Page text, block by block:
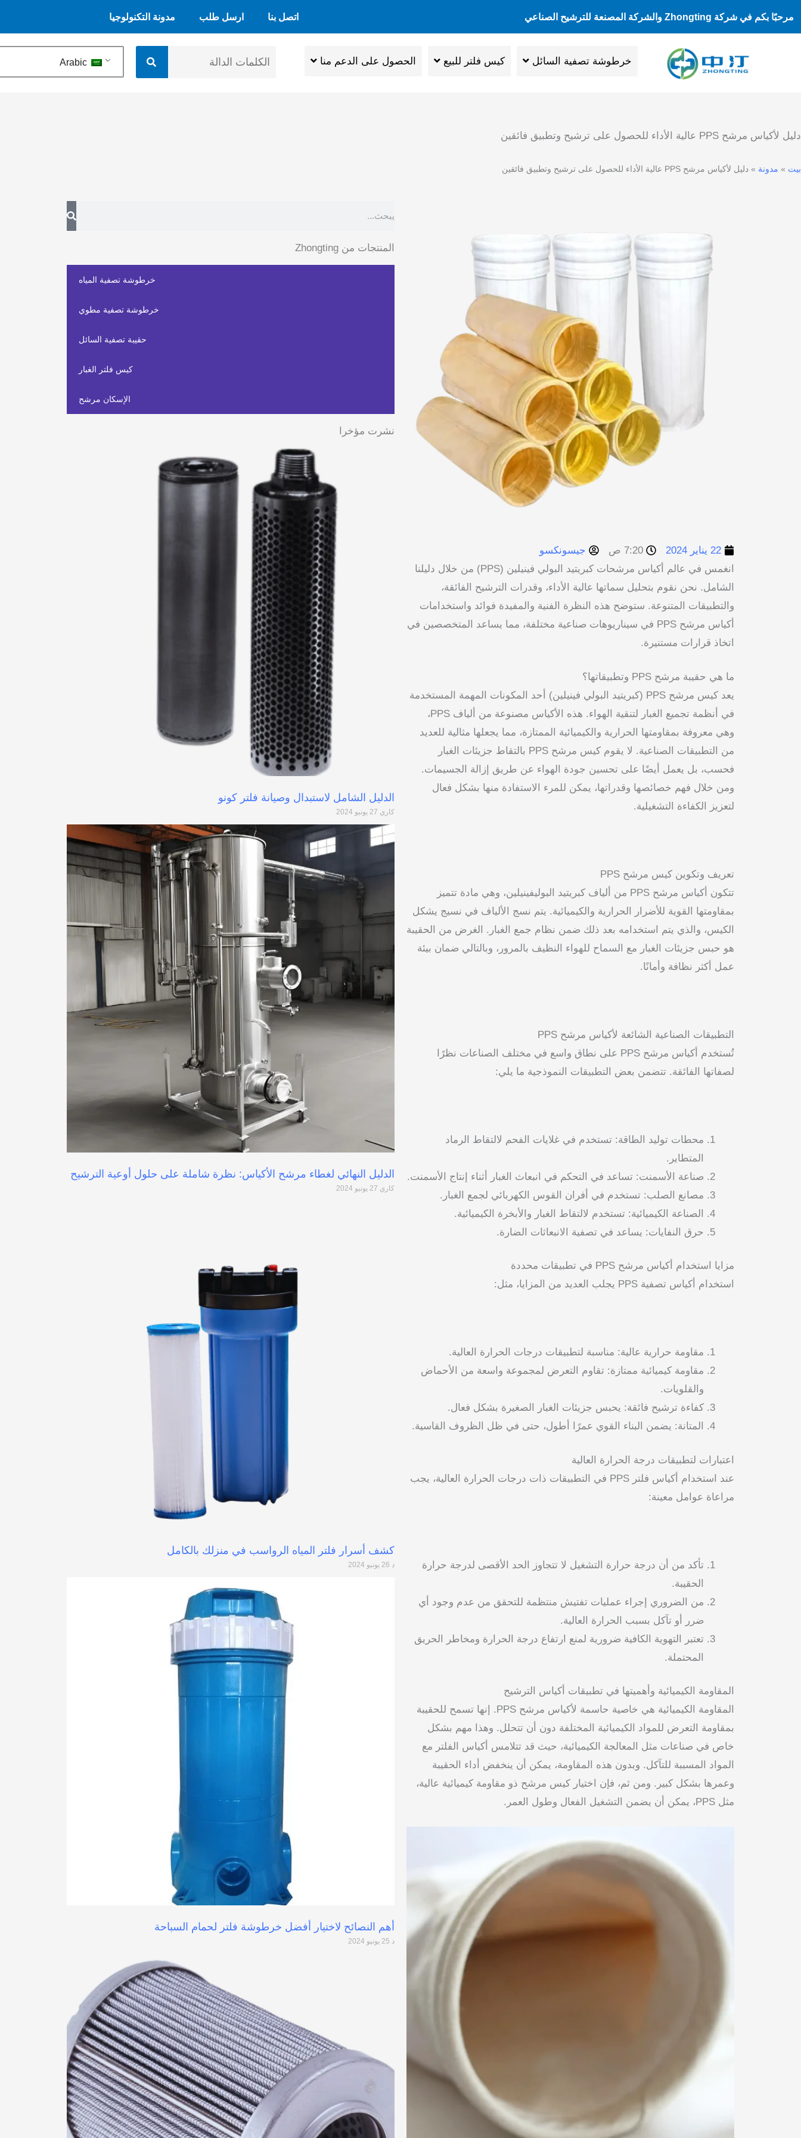
مرحبًا بكم في شركة Zhongting والشركة المصنعة للترشيح الصناعي اتصل بنا ارسل طلب مدونة التكنولوجيا
خرطوشة تصفية السائل كيس فلتر للبيع الحصول على الدعم منا
دليل لأكياس مرشح PPS عالية الأداء للحصول على ترشيح وتطبيق فائقين
بيت » مدونة » دليل لأكياس مرشح PPS عالية الأداء للحصول على ترشيح وتطبيق فائقين
22 يناير 2024 7:20 ص
جيسونكسو
انغمس في عالم أكياس مرشحات كبريتيد البولي فينيلين (PPS) من خلال دليلنا
الشامل. نحن نقوم بتحليل سماتها عالية الأداء، وقدرات الترشيح الفائقة،
والتطبيقات المتنوعة. ستوضح هذه النظرة الفنية والمفيدة فوائد واستخدامات
أكياس مرشح PPS في سيناريوهات صناعية مختلفة، مما يساعد المتخصصين في
اتخاذ قرارات مستنيرة.
ما هي حقيبة مرشح PPS وتطبيقاتها؟
يعد كيس مرشح PPS (كبريتيد البولي فينيلين) أحد المكونات المهمة المستخدمة
في أنظمة تجميع الغبار لتنقية الهواء. هذه الأكياس مصنوعة من ألياف PPS،
وهي معروفة بمقاومتها الحرارية والكيميائية الممتازة، مما يجعلها مثالية للعديد
من التطبيقات الصناعية. لا يقوم كيس مرشح PPS بالتقاط جزيئات الغبار
فحسب، بل يعمل أيضًا على تحسين جودة الهواء عن طريق إزالة الجسيمات.
ومن خلال فهم خصائصها وقدراتها، يمكن للمرء الاستفادة منها بشكل فعال
لتعزيز الكفاءة التشغيلية.
تعريف وتكوين كيس مرشح PPS
تتكون أكياس مرشح PPS من ألياف كبريتيد البوليفينيلين، وهي مادة تتميز
بمقاومتها القوية للأضرار الحرارية والكيميائية. يتم نسج الألياف في نسيج يشكل
الكيس، والذي يتم استخدامه بعد ذلك ضمن نظام جمع الغبار. الغرض من الحقيبة
هو حبس جزيئات الغبار مع السماح للهواء النظيف بالمرور، وبالتالي ضمان بيئة
عمل أكثر نظافة وأمانًا.
التطبيقات الصناعية الشائعة لأكياس مرشح PPS
تُستخدم أكياس مرشح PPS على نطاق واسع في مختلف الصناعات نظرًا
لصفاتها الفائقة. تتضمن بعض التطبيقات النموذجية ما يلي:
محطات توليد الطاقة: تستخدم في غلايات الفحم لالتقاط الرماد
المتطاير.
صناعة الأسمنت: تساعد في التحكم في انبعاث الغبار أثناء إنتاج الأسمنت.
مصانع الصلب: تستخدم في أفران القوس الكهربائي لجمع الغبار.
الصناعة الكيميائية: تستخدم لالتقاط الغبار والأبخرة الكيميائية.
حرق النفايات: يساعد في تصفية الانبعاثات الضارة.
مزايا استخدام أكياس مرشح PPS في تطبيقات محددة
استخدام أكياس تصفية PPS يجلب العديد من المزايا، مثل:
مقاومة حرارية عالية: مناسبة لتطبيقات درجات الحرارة العالية.
مقاومة كيميائية ممتازة: تقاوم التعرض لمجموعة واسعة من الأحماض
والقلويات.
كفاءة ترشيح فائقة: يحبس جزيئات الغبار الصغيرة بشكل فعال.
المتانة: يضمن البناء القوي عمرًا أطول، حتى في ظل الظروف القاسية.
اعتبارات لتطبيقات درجة الحرارة العالية
عند استخدام أكياس فلتر PPS في التطبيقات ذات درجات الحرارة العالية، يجب
مراعاة عوامل معينة:
تأكد من أن درجة حرارة التشغيل لا تتجاوز الحد الأقصى لدرجة حرارة
الحقيبة.
من الضروري إجراء عمليات تفتيش منتظمة للتحقق من عدم وجود أي
ضرر أو تآكل بسبب الحرارة العالية.
تعتبر التهوية الكافية ضرورية لمنع ارتفاع درجة الحرارة ومخاطر الحريق
المحتملة.
المقاومة الكيميائية وأهميتها في تطبيقات أكياس الترشيح
المقاومة الكيميائية هي خاصية حاسمة لأكياس مرشح PPS. إنها تسمح للحقيبة
بمقاومة التعرض للمواد الكيميائية المختلفة دون أن تتحلل. وهذا مهم بشكل
خاص في صناعات مثل المعالجة الكيميائية، حيث قد تتلامس أكياس الفلتر مع
المواد المسببة للتآكل. وبدون هذه المقاومة، يمكن أن ينخفض أداء الحقيبة
وعمرها بشكل كبير. ومن ثم، فإن اختيار كيس مرشح ذو مقاومة كيميائية عالية،
مثل PPS، يمكن أن يضمن التشغيل الفعال وطول العمر.
المنتجات من Zhongting
خرطوشة تصفية المياه
خرطوشة تصفية مطوي
حقيبة تصفية السائل
كيس فلتر الغبار
الإسكان مرشح
نشرت مؤخرا
الدليل الشامل لاستبدال وصيانة فلتر كونو
كاري 27 يونيو 2024
الدليل النهائي لغطاء مرشح الأكياس: نظرة شاملة على حلول أوعية الترشيح
كاري 27 يونيو 2024
كشف أسرار فلتر المياه الرواسب في منزلك بالكامل
د 26 يونيو 2024
أهم النصائح لاختيار أفضل خرطوشة فلتر لحمام السباحة
د 25 يونيو 2024